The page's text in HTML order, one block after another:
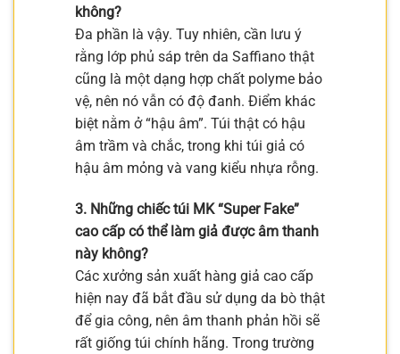
không?
Đa phần là vậy. Tuy nhiên, cần lưu ý
rằng lớp phủ sáp trên da Saffiano thật
cũng là một dạng hợp chất polyme bảo
vệ, nên nó vẫn có độ đanh. Điểm khác
biệt nằm ở “hậu âm”. Túi thật có hậu
âm trầm và chắc, trong khi túi giả có
hậu âm mỏng và vang kiểu nhựa rỗng.
3. Những chiếc túi MK “Super Fake”
cao cấp có thể làm giả được âm thanh
này không?
Các xưởng sản xuất hàng giả cao cấp
hiện nay đã bắt đầu sử dụng da bò thật
để gia công, nên âm thanh phản hồi sẽ
rất giống túi chính hãng. Trong trường